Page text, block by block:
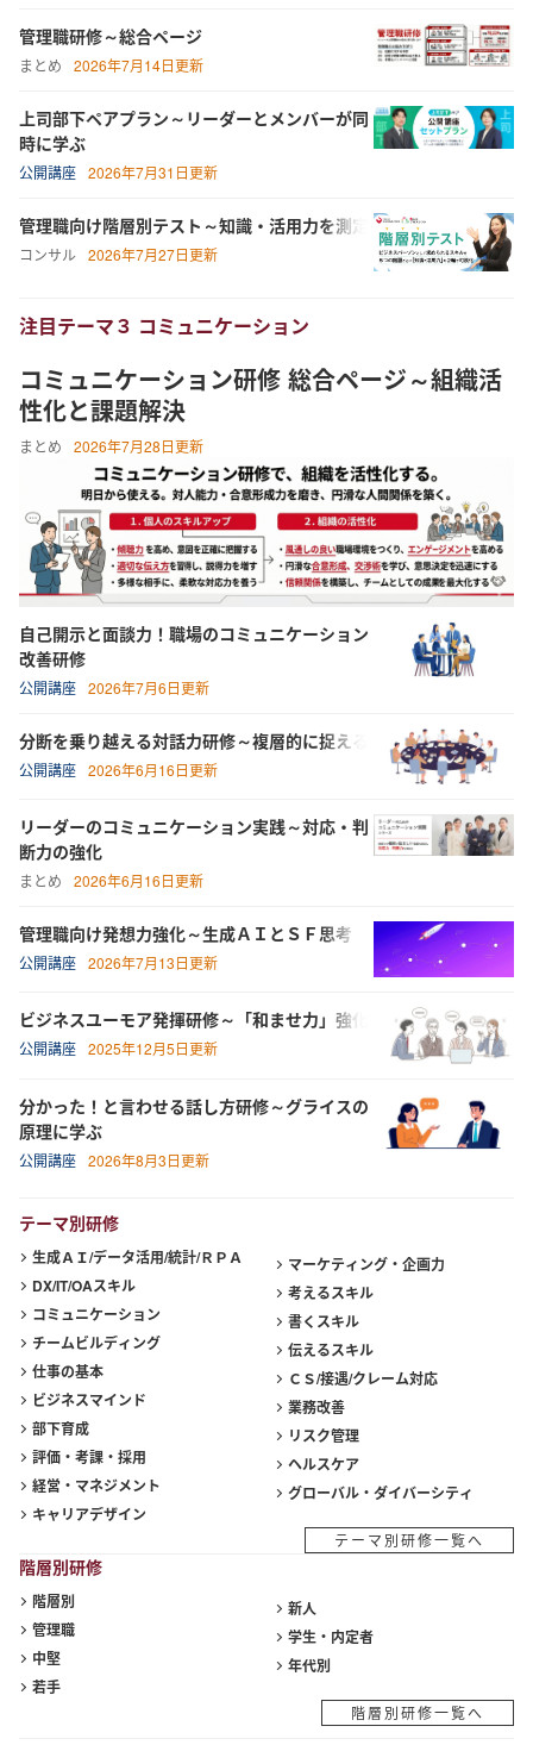
管理職研修～総合ページ
まとめ 2026年7月14日更新
上司部下ペアプラン～リーダーとメンバーが同
時に学ぶ
公開講座 2026年7月31日更新
管理職向け階層別テスト～知識・活用力を測定
コンサル 2026年7月27日更新
注目テーマ３ コミュニケーション
コミュニケーション研修 総合ページ～組織活
性化と課題解決
まとめ 2026年7月28日更新
自己開示と面談力！職場のコミュニケーション
改善研修
公開講座 2026年7月6日更新
分断を乗り越える対話力研修～複層的に捉える
公開講座 2026年6月16日更新
リーダーのコミュニケーション実践～対応・判
断力の強化
まとめ 2026年6月16日更新
管理職向け発想力強化～生成ＡＩとＳＦ思考
公開講座 2026年7月13日更新
ビジネスユーモア発揮研修～「和ませ力」強化
公開講座 2025年12月5日更新
分かった！と言わせる話し方研修～グライスの
原理に学ぶ
公開講座 2026年8月3日更新
テーマ別研修
生成ＡＩ/データ活用/統計/ＲＰＡ
DX/IT/OAスキル
コミュニケーション
チームビルディング
仕事の基本
ビジネスマインド
部下育成
評価・考課・採用
経営・マネジメント
キャリアデザイン
マーケティング・企画力
考えるスキル
書くスキル
伝えるスキル
ＣＳ/接遇/クレーム対応
業務改善
リスク管理
ヘルスケア
グローバル・ダイバーシティ
テーマ別研修一覧へ
階層別研修
階層別
管理職
中堅
若手
新人
学生・内定者
年代別
階層別研修一覧へ